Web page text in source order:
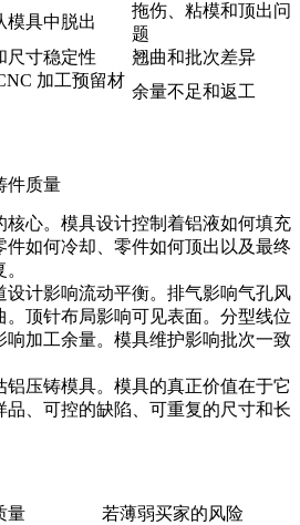
模具中脱出
拖伤、粘模和顶出问
题
尺寸稳定性
翘曲和批次差异
加工预留材
余量不足和返工
件质量
核心。模具设计控制着铝液如何填充
件如何冷却、零件如何顶出以及最终
设计影响流动平衡。排气影响气孔风
。顶针布局影响可见表面。分型线位
响加工余量。模具维护影响批次一致
铝压铸模具。模具的真正价值在于它
品、可控的缺陷、可重复的尺寸和长
量
若薄弱买家的风险